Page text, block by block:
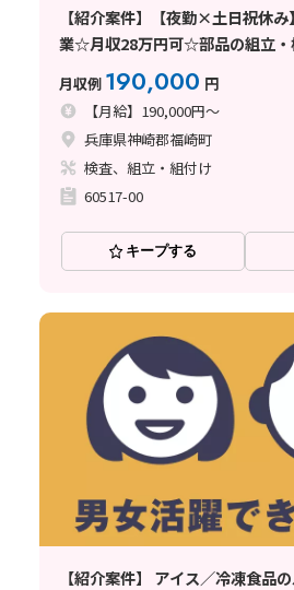
【紹介案件】【夜勤×土日祝休
業☆月収28万円可☆部品の組立
月収例 190,000 円
【月給】190,000円～
兵庫県神崎郡福崎町
検査、組立・組付け
60517-00
キープする
【紹介案件】 アイス／冷凍食品